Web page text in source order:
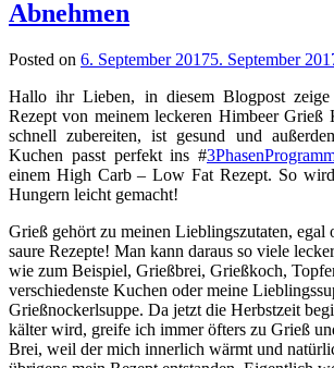
Abnehmen
Posted on 6. September 20175. September
Hallo ihr Lieben, in diesem Blogpost
Rezept von meinem leckeren Himbeer Grieß
schnell zubereiten, ist gesund und
Kuchen passt perfekt ins #
einem High Carb – Low Fat Rezept. So
Hungern leicht gemacht!
Grieß gehört zu meinen Lieblingszutaten, egal
saure Rezepte! Man kann daraus so viele
wie zum Beispiel, Grießbrei, Grießkoch,
verschiedenste Kuchen oder meine
Grießnockerlsuppe. Da jetzt die Herbstzeit
kälter wird, greife ich immer öfters zu Grieß
Brei, weil der mich innerlich wärmt und